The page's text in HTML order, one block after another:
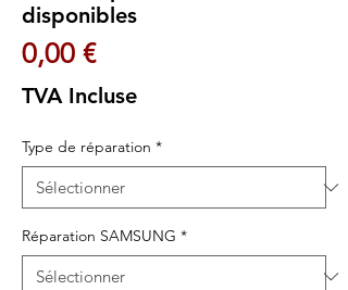
disponibles
0,00 €Prix
TVA Incluse
Type de réparation *
Réparation SAMSUNG *